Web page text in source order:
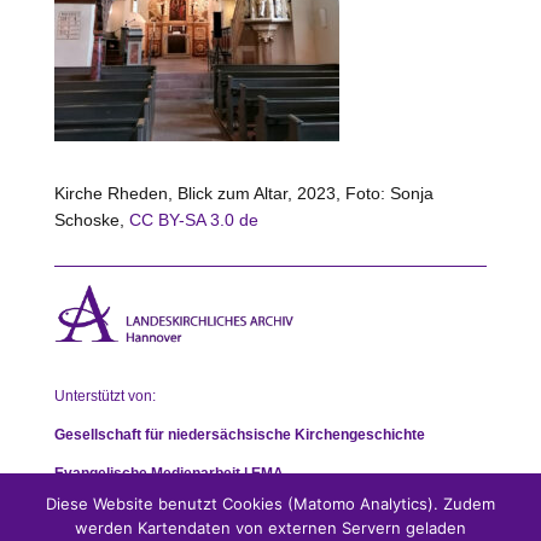
Kirche Rheden, Blick zum Altar, 2023, Foto: Sonja
Schoske, CC BY-SA 3.0 de
Unterstützt von:
Gesellschaft für niedersächsische Kirchengeschichte
Evangelische Medienarbeit | EMA
Diese Website benutzt Cookies (Matomo Analytics). Zudem
werden Kartendaten von externen Servern geladen